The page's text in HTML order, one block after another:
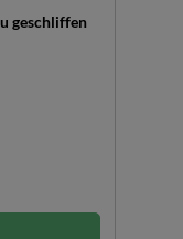
geschliffen